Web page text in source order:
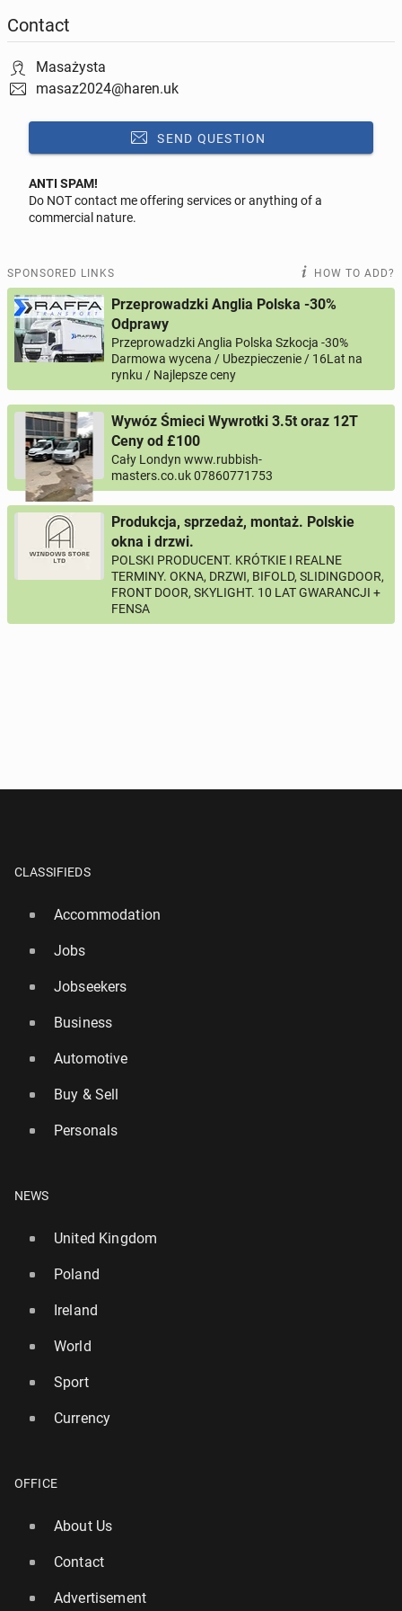
Contact
Masażysta
masaz2024@haren.uk
SEND QUESTION
Reply to this ad
0 / 1000
Your name
Your email
Your phone
Phone number according to the pattern COUNTRY CODE
, for example: +44 7123456789 or +48 221234567
Activation question
ANTI SPAM!
Do NOT contact me offering services or anything of a
commercial nature.
SPONSORED LINKS HOW TO ADD?
Przeprowadzki Anglia Polska -30%
Odprawy
Przeprowadzki Anglia Polska Szkocja -30%
Darmowa wycena / Ubezpieczenie / 16Lat na
rynku / Najlepsze ceny
Wywóz Śmieci Wywrotki 3.5t oraz 12T
Ceny od £100
Cały Londyn www.rubbish-
masters.co.uk 07860771753
Produkcja, sprzedaż, montaż. Polskie
okna i drzwi.
POLSKI PRODUCENT. KRÓTKIE I REALNE
TERMINY. OKNA, DRZWI, BIFOLD, SLIDINGDOOR,
FRONT DOOR, SKYLIGHT. 10 LAT GWARANCJI +
FENSA
CLASSIFIEDS
Accommodation
Jobs
Jobseekers
Business
Automotive
Buy & Sell
Personals
NEWS
United Kingdom
Poland
Ireland
World
Sport
Currency
OFFICE
About Us
Contact
Advertisement